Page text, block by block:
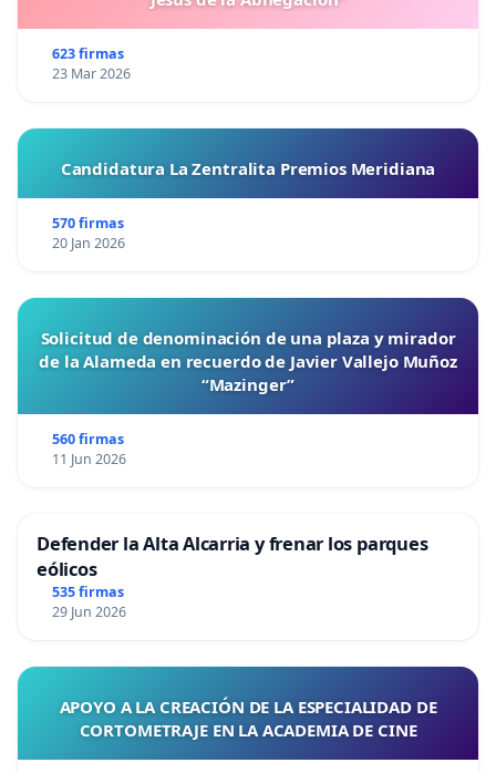
623 firmas
23 Mar 2026
Candidatura La Zentralita Premios Meridiana
570 firmas
20 Jan 2026
Solicitud de denominación de una plaza y mirador
de la Alameda en recuerdo de Javier Vallejo Muñoz
“Mazinger”
560 firmas
11 Jun 2026
Defender la Alta Alcarria y frenar los parques
eólicos
535 firmas
29 Jun 2026
APOYO A LA CREACIÓN DE LA ESPECIALIDAD DE
CORTOMETRAJE EN LA ACADEMIA DE CINE